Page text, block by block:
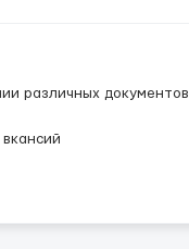
различных документов